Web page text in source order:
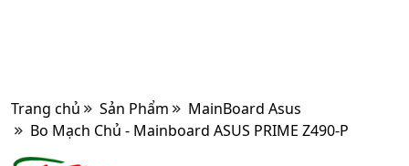
Trang chủ Sản Phẩm
MainBoard Asus
Bo Mạch Chủ - Mainboard ASUS PRIME Z490-P